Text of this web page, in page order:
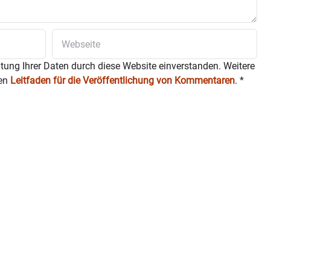
Ihrer Daten durch diese Website einverstanden. Weitere
Leitfaden für die Veröffentlichung von Kommentaren. *